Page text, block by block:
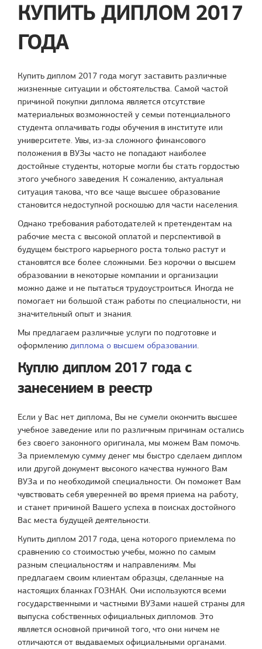
КУПИТЬ ДИПЛОМ 2017
ГОДА
Купить диплом 2017 года могут заставить различные
жизненные ситуации и обстоятельства. Самой частой
причиной покупки диплома является отсутствие
материальных возможностей у семьи потенциального
студента оплачивать годы обучения в институте или
университете. Увы, из-за сложного финансового
положения в ВУЗы часто не попадают наиболее
достойные студенты, которые могли бы стать гордостью
этого учебного заведения. К сожалению, актуальная
ситуация такова, что все чаще высшее образование
становится недоступной роскошью для части населения.
Однако требования работодателей к претендентам на
рабочие места с высокой оплатой и перспективой в
будущем быстрого карьерного роста только растут и
становятся все более сложными. Без корочки о высшем
образовании в некоторые компании и организации
можно даже и не пытаться трудоустроиться. Иногда не
помогает ни большой стаж работы по специальности, ни
значительный опыт и знания.
Мы предлагаем различные услуги по подготовке и
оформлению диплома о высшем образовании.
Куплю диплом 2017 года с
занесением в реестр
Если у Вас нет диплома, Вы не сумели окончить высшее
учебное заведение или по различным причинам остались
без своего законного оригинала, мы можем Вам помочь.
За приемлемую сумму денег мы быстро сделаем диплом
или другой документ высокого качества нужного Вам
ВУЗа и по необходимой специальности. Он поможет Вам
чувствовать себя уверенней во время приема на работу,
и станет причиной Вашего успеха в поисках достойного
Вас места будущей деятельности.
Купить диплом 2017 года, цена которого приемлема по
сравнению со стоимостью учебы, можно по самым
разным специальностям и направлениям. Мы
предлагаем своим клиентам образцы, сделанные на
настоящих бланках ГОЗНАК. Они используются всеми
государственными и частными ВУЗами нашей страны для
выпуска собственных официальных дипломов. Это
является основной причиной того, что они ничем не
отличаются от выдаваемых официальными органами.